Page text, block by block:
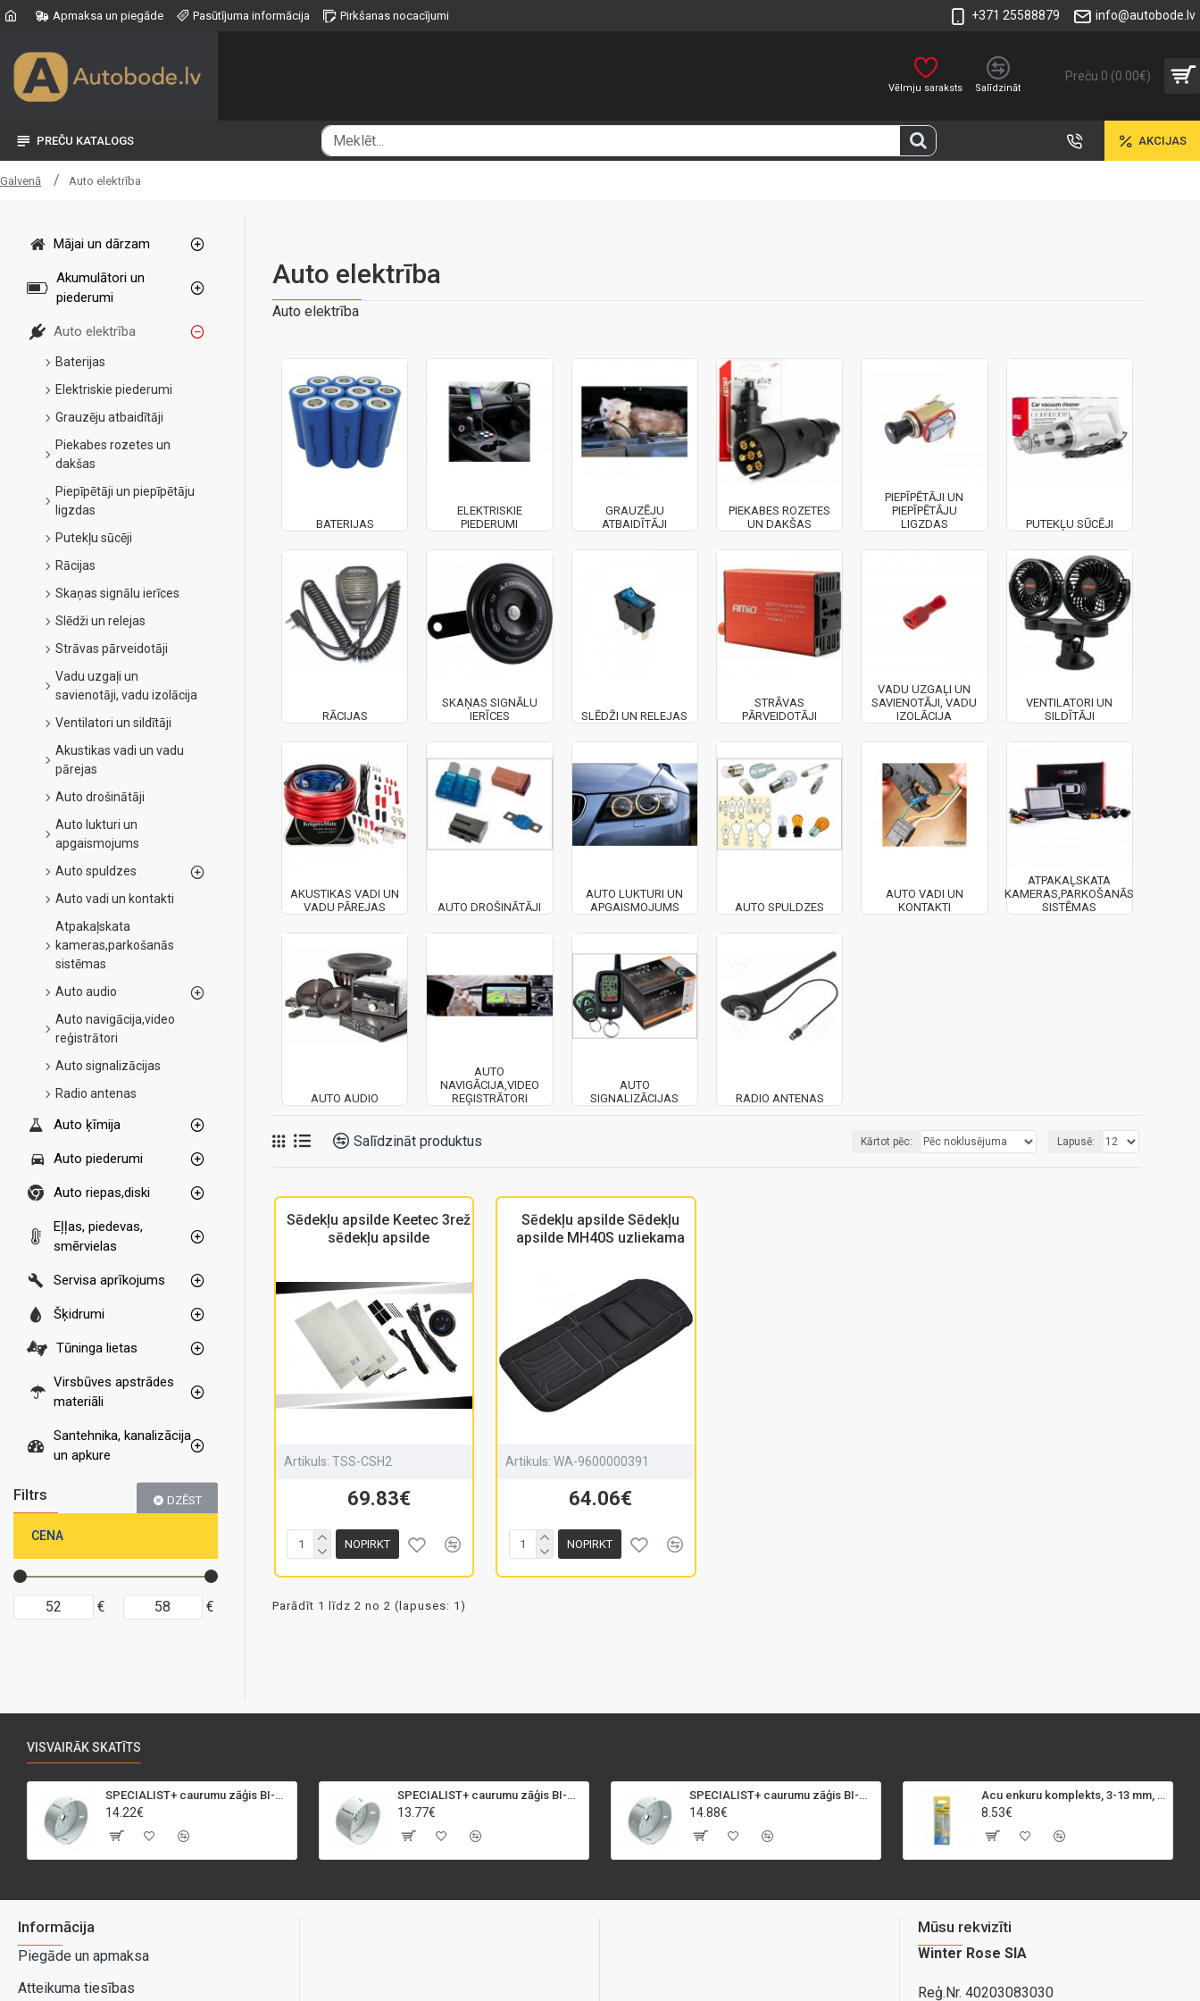
Apmaksa un piegāde Pasūtījuma informācija Pirkšanas nocacījumi +371 25588879 info@autobode.lv
Vēlmju saraksts Salīdzināt
Preču 0 (0.00€)
PREČU KATALOGS AKCIJAS
Galvenā Auto elektrība
Mājai un dārzam
Akumulātori un
piederumi
Auto elektrība
Baterijas
Elektriskie piederumi
Grauzēju atbaidītāji
Piekabes rozetes un
dakšas
Piepīpētāji un piepīpētāju
ligzdas
Putekļu sūcēji
Rācijas
Skaņas signālu ierīces
Slēdži un relejas
Strāvas pārveidotāji
Vadu uzgaļi un
savienotāji, vadu izolācija
Ventilatori un sildītāji
Akustikas vadi un vadu
pārejas
Auto drošinātāji
Auto lukturi un
apgaismojums
Auto spuldzes
Auto vadi un kontakti
Atpakaļskata
kameras,parkošanās
sistēmas
Auto audio
Auto navigācija,video
reģistrātori
Auto signalizācijas
Radio antenas
Auto ķīmija
Auto piederumi
Auto riepas,diski
Eļļas, piedevas,
smērvielas
Servisa aprīkojums
Šķidrumi
Tūninga lietas
Virsbūves apstrādes
materiāli
Santehnika, kanalizācija
un apkure
Filtrs DZĒST
CENA
€ €
Auto elektrība
Auto elektrība
BATERIJAS
ELEKTRISKIE
PIEDERUMI
GRAUZĒJU
ATBAIDĪTĀJI
PIEKABES ROZETES
UN DAKŠAS
PIEPĪPĒTĀJI UN
PIEPĪPĒTĀJU
LIGZDAS
PUTEKĻU SŪCĒJI
RĀCIJAS
SKAŅAS SIGNĀLU
IERĪCES
SLĒDŽI UN RELEJAS
STRĀVAS
PĀRVEIDOTĀJI
VADU UZGAĻI UN
SAVIENOTĀJI, VADU
IZOLĀCIJA
VENTILATORI UN
SILDĪTĀJI
AKUSTIKAS VADI UN
VADU PĀREJAS
AUTO DROŠINĀTĀJI
AUTO LUKTURI UN
APGAISMOJUMS
AUTO SPULDZES
AUTO VADI UN
KONTAKTI
ATPAKAĻSKATA
KAMERAS,PARKOŠANĀS
SISTĒMAS
AUTO AUDIO
AUTO
NAVIGĀCIJA,VIDEO
REĢISTRĀTORI
AUTO
SIGNALIZĀCIJAS
RADIO ANTENAS
Salīdzināt produktus Kārtot pēc: Lapusē:
Sēdekļu apsilde Keetec 3rež
sēdekļu apsilde
Artikuls: TSS-CSH2
69.83€
NOPIRKT
Sēdekļu apsilde Sēdekļu
apsilde MH40S uzliekama
Artikuls: WA-9600000391
64.06€
NOPIRKT
Parādīt 1 līdz 2 no 2 (lapuses: 1)
VISVAIRĀK SKATĪTS
SPECIALIST+ caurumu zāģis BI-METAL, 95 mm
14.22€
SPECIALIST+ caurumu zāģis BI-METAL, 92 mm
13.77€
SPECIALIST+ caurumu zāģis BI-METAL, 98 mm
14.88€
Acu enkuru komplekts, 3-13 mm, Rapid, 12 gab.
8.53€
Informācija
Piegāde un apmaksa
Atteikuma tiesības
Mūsu rekvizīti
Winter Rose SIA
Reģ.Nr. 40203083030